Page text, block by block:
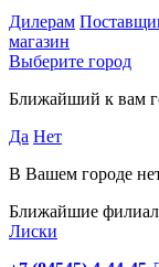
Дилерам
магазин
Выберите город
Ближайший к вам
Да Нет
В Вашем городе
Ближайшие
Лиски